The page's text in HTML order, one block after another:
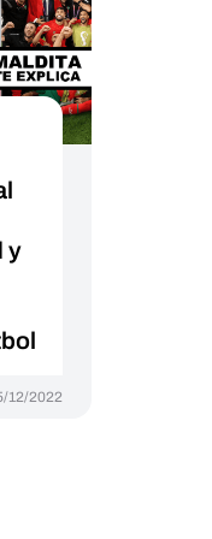
y
12/2022